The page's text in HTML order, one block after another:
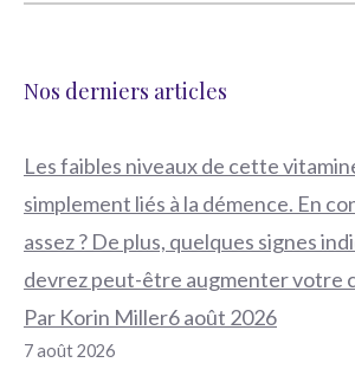
Nos derniers articles
Les faibles niveaux de cette
simplement liés à la démence. En
assez ? De plus, quelques signes
devrez peut-être augmenter votre
Par Korin Miller6 août 2026
7 août 2026